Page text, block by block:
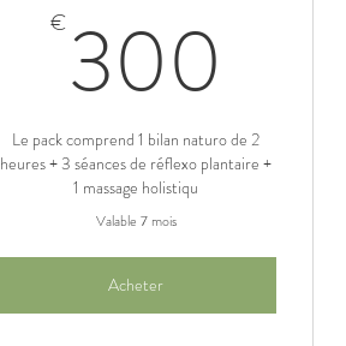
€ 300
Le pack comprend 1 bilan naturo de 2
heures + 3 séances de réflexo plantaire +
1 massage holistiqu
Valable 7 mois
Acheter